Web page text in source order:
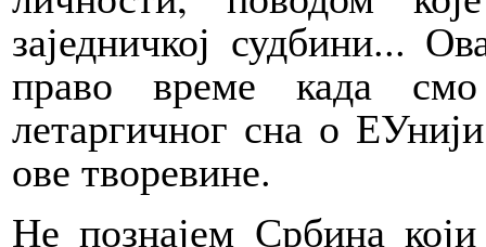
заједничкој судбини...
право време када
летаргичног сна о
ове творевине.
Не познајем Србина